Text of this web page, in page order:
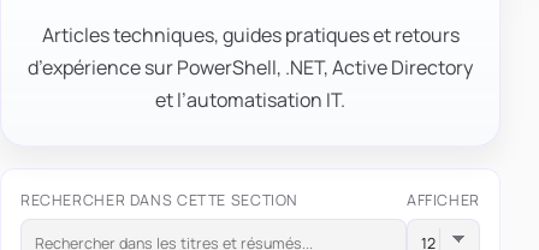
Articles techniques, guides pratiques et retours
d’expérience sur PowerShell, .NET, Active Directory
et l’automatisation IT.
RECHERCHER DANS CETTE SECTION AFFICHER